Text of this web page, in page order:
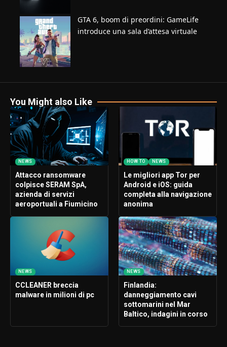
GTA 6, boom di preordini: GameLife
introduce una sala d’attesa virtuale
You Might also Like
NEWS
Attacco ransomware
colpisce SERAM SpA,
azienda di servizi
aeroportuali a Fiumicino
HOW TO NEWS
Le migliori app Tor per
Android e iOS: guida
completa alla navigazione
anonima
NEWS
CCLEANER breccia
malware in milioni di pc
NEWS
Finlandia:
danneggiamento cavi
sottomarini nel Mar
Baltico, indagini in corso